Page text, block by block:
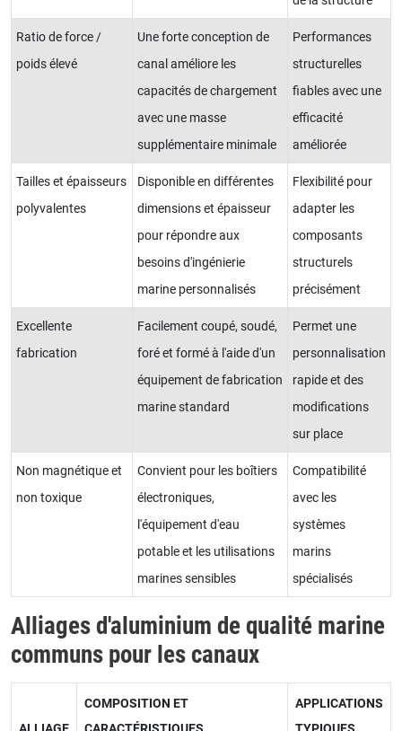
Ratio de force /
poids élevé
Une forte conception de
canal améliore les
capacités de chargement
avec une masse
supplémentaire minimale
Performances
structurelles
fiables avec une
efficacité
améliorée
Tailles et épaisseurs
polyvalentes
Disponible en différentes
dimensions et épaisseur
pour répondre aux
besoins d'ingénierie
marine personnalisés
Flexibilité pour
adapter les
composants
structurels
précisément
Excellente
fabrication
Facilement coupé, soudé,
foré et formé à l'aide d'un
équipement de fabrication
marine standard
Permet une
personnalisation
rapide et des
modifications
sur place
Non magnétique et
non toxique
Convient pour les boîtiers
électroniques,
l'équipement d'eau
potable et les utilisations
marines sensibles
Compatibilité
avec les
systèmes
marins
spécialisés
Alliages d'aluminium de qualité marine
communs pour les canaux
COMPOSITION ET
APPLICATIONS